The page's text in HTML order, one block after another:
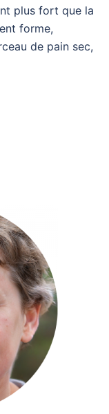
plus fort que la
forme,
de pain sec,